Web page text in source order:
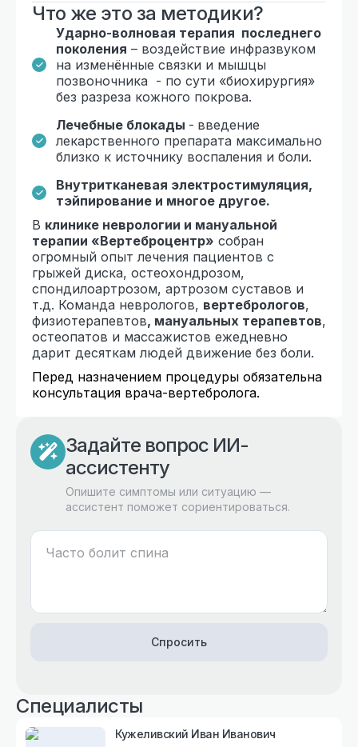
Что же это за методики?
Ударно-волновая терапия последнего
поколения – воздействие инфразвуком
на изменённые связки и мышцы
позвоночника - по сути «биохирургия»
без разреза кожного покрова.
Лечебные блокады - введение
лекарственного препарата максимально
близко к источнику воспаления и боли.
Внутритканевая электростимуляция,
тэйпирование и многое другое.
В клинике неврологии и мануальной
терапии «Вертеброцентр» собран
огромный опыт лечения пациентов с
грыжей диска, остеохондрозом,
спондилоартрозом, артрозом суставов и
т.д. Команда неврологов, вертебрологов,
физиотерапевтов, мануальных терапевтов,
остеопатов и массажистов ежедневно
дарит десяткам людей движение без боли.
Перед назначением процедуры обязательна
консультация врача-вертебролога.
Задайте вопрос ИИ-
ассистенту
Опишите симптомы или ситуацию —
ассистент поможет сориентироваться.
Спросить
Специалисты
Кужеливский Иван Иванович